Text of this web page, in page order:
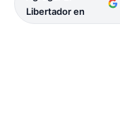
Libertador en